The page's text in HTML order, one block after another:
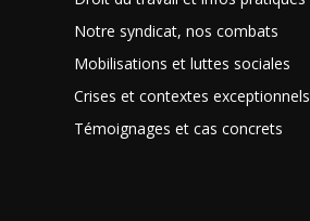
Notre syndicat, nos combats
Mobilisations et luttes sociales
Crises et contextes exceptionnels
Témoignages et cas concrets